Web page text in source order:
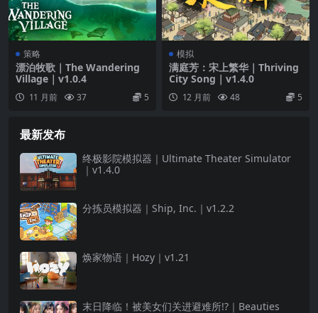
策略
漂泊牧歌｜The Wandering
Village｜v1.0.4
11 月前 37 5
模拟
满庭芳：宋上繁华｜Thriving
City Song｜v1.4.0
12 月前 48 5
最新发布
终极影院模拟器｜Ultimate Theater Simulator
｜v1.4.0
分拣员模拟器｜Ship, Inc.｜v1.2.2
焕家物语｜Hozy｜v1.21
末日降临！被美女们关进避难所!?｜Beauties